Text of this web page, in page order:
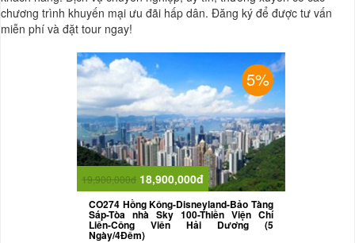
chương trình khuyến mại ưu đãi hấp dân. Đăng ký để được tư vấn
miễn phí và đặt tour ngay!
5%
19,900,000đ 18,900,000đ
CO274 Hồng Kông-Disneyland-Bảo Tàng
Sáp-Tòa nhà Sky 100-Thiền Viện Chí
Liên-Công Viên Hải Dương (5
Ngày/4Đêm)